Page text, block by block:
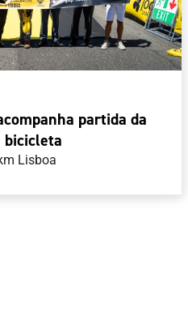
partida da
bicicleta
Lisboa